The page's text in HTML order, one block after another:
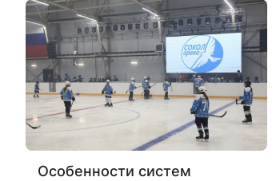
Особенности систем